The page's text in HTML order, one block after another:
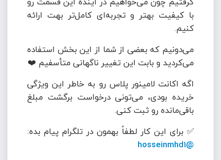
با کیفیت بهتر و تجربه‌ای کامل‌تر بهت ارائه
کنیم.
می‌دونیم که بعضی از شما از این بخش استفاده
می‌کردید و بابت این تغییر ناگهانی متأسفیم ❤️
اگه اکانت لامینور پلاس رو به خاطر این ویژگی
خریده بودی، می‌تونی درخواست برگشت مبلغ
باقی‌مانده رو ثبت کنی.
✅ برای این کار لطفاً بهمون در تلگرام پیام بده:
@hosseinmhd1